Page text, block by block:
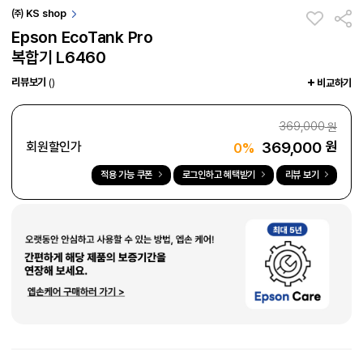
㈜ KS shop
Epson EcoTank Pro
복합기 L6460
리뷰보기 () 비교하기
369,000원
회원할인가 0% 369,000 원
적용 가능 쿠폰 로그인하고 혜택받기 리뷰 보기